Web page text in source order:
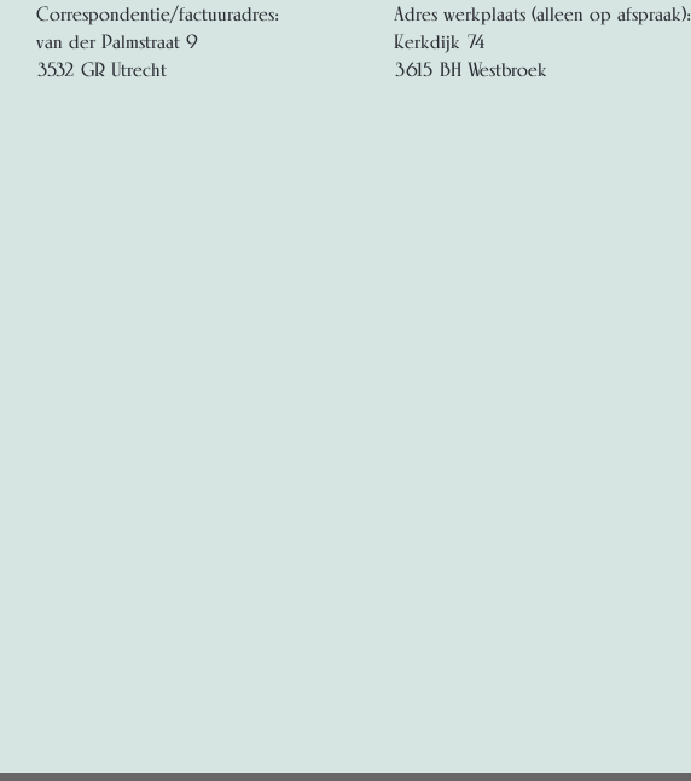
Correspondentie/factuuradres:
van der Palmstraat 9
3532 GR Utrecht
Adres werkplaats (alleen op afspraak):
Kerkdijk 74
3615 BH Westbroek